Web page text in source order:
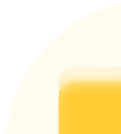
USDT Flexible